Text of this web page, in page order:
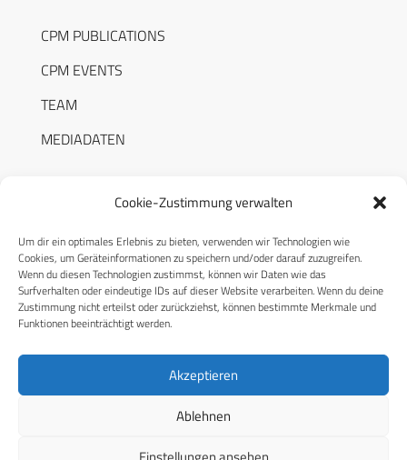
Cookie-Zustimmung verwalten
Um dir ein optimales Erlebnis zu bieten, verwenden wir Technologien wie
Cookies, um Geräteinformationen zu speichern und/oder darauf zuzugreifen.
Wenn du diesen Technologien zustimmst, können wir Daten wie das
Surfverhalten oder eindeutige IDs auf dieser Website verarbeiten. Wenn du deine
Zustimmung nicht erteilst oder zurückziehst, können bestimmte Merkmale und
Funktionen beeinträchtigt werden.
Akzeptieren
Ablehnen
CPM PUBLICATIONS
CPM EVENTS
TEAM
MEDIADATEN
RECHTLICHES
Datenschutzerklärung
Cookie-Richtlinie (EU)